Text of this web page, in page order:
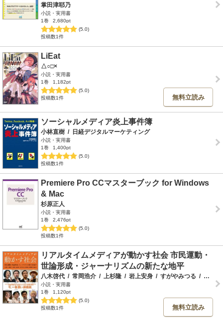
掌田津耶乃
小説・実用書
1巻
2,680pt
(5.0)
投稿数1件
LiEat
△○□×
小説・実用書
1巻
1,182pt
(5.0)
投稿数1件
無料立読み
ソーシャルメディア炎上事件簿
小林直樹 / 日経デジタルマーケティング
小説・実用書
1巻
1,400pt
(5.0)
投稿数1件
Premiere Pro CCマスターブック for Windows
& Mac
杉原正人
小説・実用書
1巻
2,476pt
(5.0)
投稿数1件
リアルタイムメディアが動かす社会 市民運動・
世論形成・ジャーナリズムの新たな地平
八木啓代 / 常岡浩介 / 上杉隆 / 岩上安身 / すがやみつる /
小説・実用書
1巻
1,120pt
(5.0)
投稿数1件
無料立読み